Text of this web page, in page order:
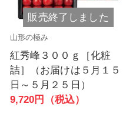
販売終了しました
山形の極み
紅秀峰３００ｇ［化粧
詰］（お届けは５月１５
日～５月２５日）
9,720円（税込）